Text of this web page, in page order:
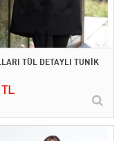
TÜL DETAYLI TUNİK